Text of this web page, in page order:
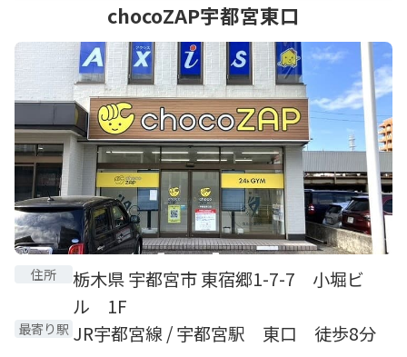
chocoZAP宇都宮東口
住所
栃木県 宇都宮市 東宿郷1-7-7 小堀ビ
ル 1F
最寄り駅 JR宇都宮線 / 宇都宮駅 東口 徒歩8分